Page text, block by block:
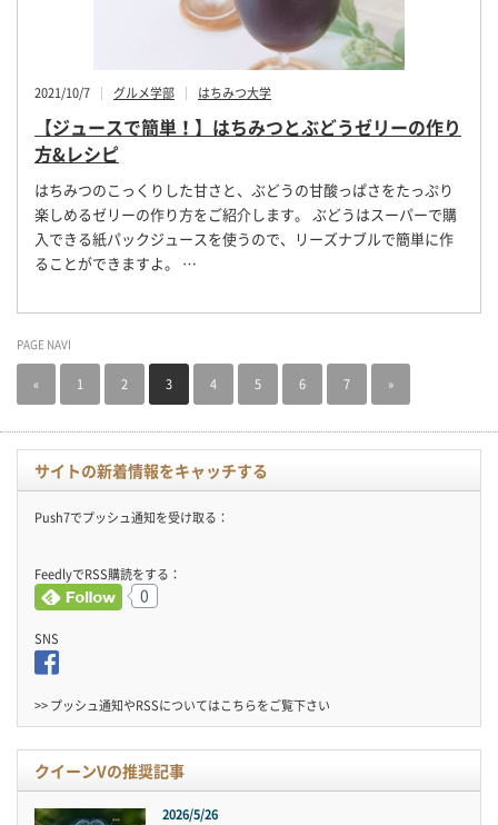
2021/10/7 グルメ学部 はちみつ大学
【ジュースで簡単！】はちみつとぶどうゼリーの作り
方&レシピ
はちみつのこっくりした甘さと、ぶどうの甘酸っぱさをたっぷり
楽しめるゼリーの作り方をご紹介します。 ぶどうはスーパーで購
入できる紙パックジュースを使うので、リーズナブルで簡単に作
ることができますよ。 …
PAGE NAVI
« 1 2 3 4 5 6 7 »
サイトの新着情報をキャッチする
Push7でプッシュ通知を受け取る：
FeedlyでRSS購読をする：
0
SNS
>> プッシュ通知やRSSについてはこちらをご覧下さい
クイーンVの推奨記事
2026/5/26